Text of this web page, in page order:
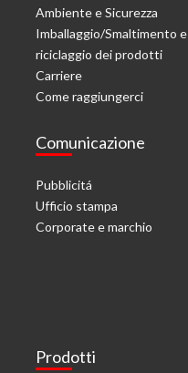
Ambiente e Sicurezza
Imballaggio/Smaltimento e
riciclaggio dei prodotti
Carriere
Come raggiungerci
Comunicazione
Pubblicitá
Ufficio stampa
Corporate e marchio
Prodotti